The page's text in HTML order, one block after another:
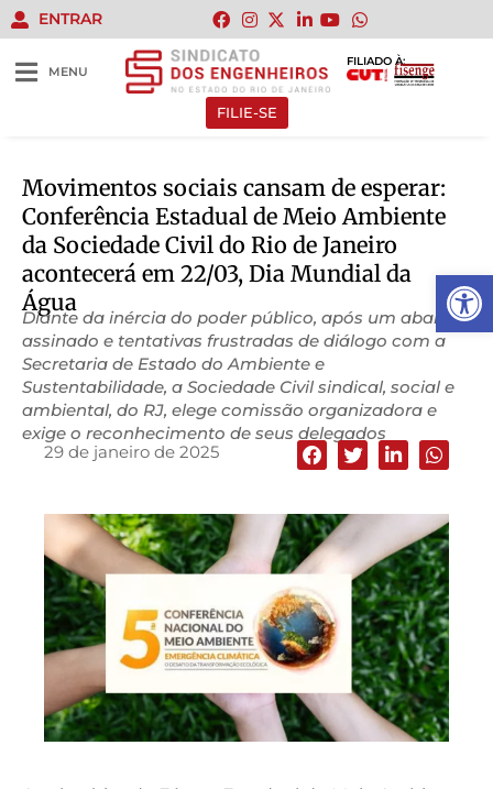
Abrir
ENTRAR
MENU
FILIADO À:
FILIE-SE
Movimentos sociais cansam de esperar:
Conferência Estadual de Meio Ambiente
da Sociedade Civil do Rio de Janeiro
acontecerá em 22/03, Dia Mundial da
Água
Diante da inércia do poder público, após um abaixo-
assinado e tentativas frustradas de diálogo com a
Secretaria de Estado do Ambiente e
Sustentabilidade, a Sociedade Civil sindical, social e
ambiental, do RJ, elege comissão organizadora e
exige o reconhecimento de seus delegados
29 de janeiro de 2025